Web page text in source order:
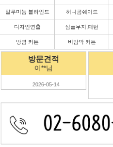
알루미늄 블라인드 허니콤쉐이드
디자인연출 심플무지,패턴
방염 커튼 비암막 커튼
방문견적
서울 강남구